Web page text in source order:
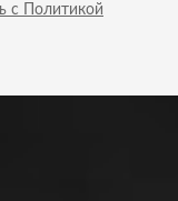
с Политикой